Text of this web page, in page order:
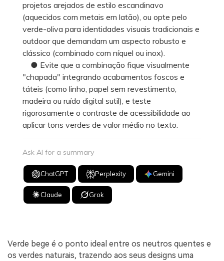
projetos arejados de estilo escandinavo
(aquecidos com metais em latão), ou opte pelo
verde-oliva para identidades visuais tradicionais e
outdoor que demandam um aspecto robusto e
clássico (combinado com níquel ou inox).
● Evite que a combinação fique visualmente
"chapada" integrando acabamentos foscos e
táteis (como linho, papel sem revestimento,
madeira ou ruído digital sutil), e teste
rigorosamente o contraste de acessibilidade ao
aplicar tons verdes de valor médio no texto.
Ask AI for a summary
ChatGPT Perplexity Gemini
Claude Grok
Verde bege é o ponto ideal entre os neutros quentes e
os verdes naturais, trazendo aos seus designs uma